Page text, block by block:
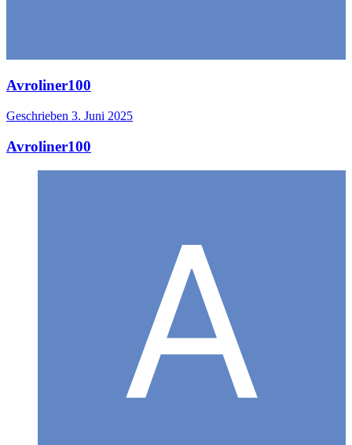
Avroliner100
Geschrieben 3. Juni 2025
Avroliner100